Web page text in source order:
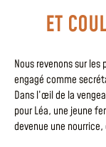
ET
Nous revenons sur
engagé comme
Dans l’œil de la
pour Léa, une jeune
devenue une